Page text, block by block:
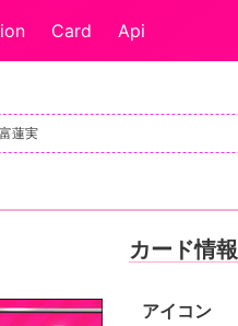
Card Api
蓮実
カード情報
アイコン